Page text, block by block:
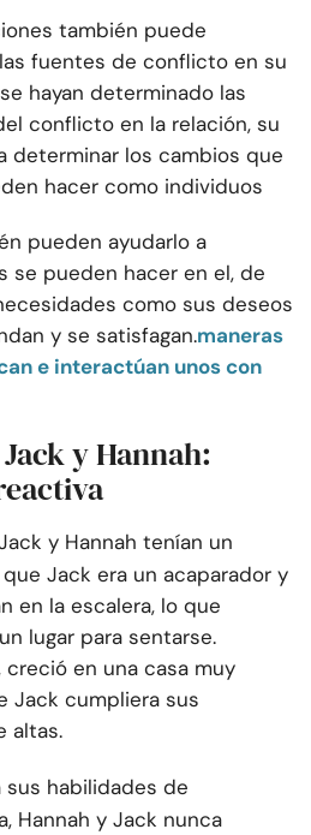
también puede
fuentes de conflicto en su
hayan determinado las
conflicto en la relación, su
determinar los cambios que
hacer como individuos
pueden ayudarlo a
se pueden hacer en el, de
como sus deseos
y se satisfagan.maneras
e interactúan unos con
y Hannah:
y Hannah tenían un
Jack era un acaparador y
en la escalera, lo que
lugar para sentarse.
creció en una casa muy
Jack cumpliera sus
altas.
sus habilidades de
Hannah y Jack nunca